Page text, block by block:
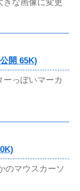
開 65K)
っぽいマーカ
のマウスカーソ